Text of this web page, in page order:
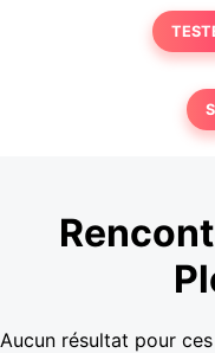
Aucun résultat pour